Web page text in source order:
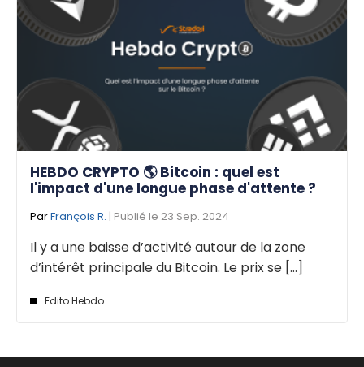
HEBDO CRYPTO 🌎 Bitcoin : quel est
l'impact d'une longue phase d'attente ?
ParFrançois R. | Publié le 23 Sep. 2024
Il y a une baisse d’activité autour de la zone
d’intérêt principale du Bitcoin. Le prix se [...]
Edito Hebdo